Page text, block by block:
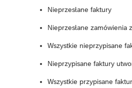
Nieprzesłane faktury
Nieprzesłane zamówienia
Wszystkie nieprzypisane
Nieprzypisane faktury
Wszystkie przypisane